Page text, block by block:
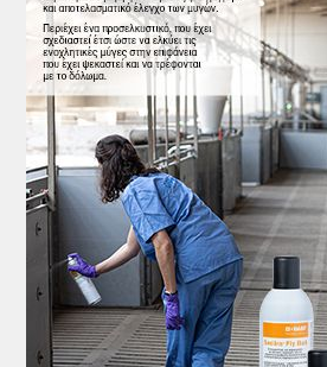
ΑΡΧΕΙΟ ΤΕΥΧΩΝ
ΣΥΝΕΔΡΙΟ ΚΡΕΑΤΟΣ